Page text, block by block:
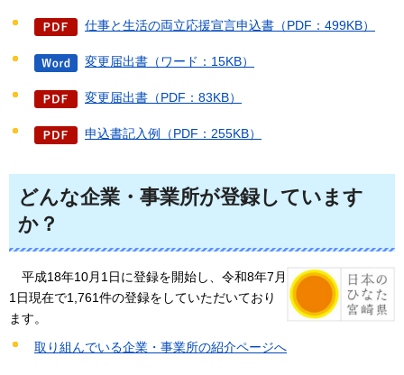
仕事と生活の両立応援宣言申込書（PDF：499KB）
変更届出書（ワード：15KB）
変更届出書（PDF：83KB）
申込書記入例（PDF：255KB）
どんな企業・事業所が登録しています
か？
平成18年10月1日に登録を開始し、令和8年7 月
1日現在で1,761件の登録をしていただいており
ます。
取り組んでいる企業・事業所の紹介ページへ